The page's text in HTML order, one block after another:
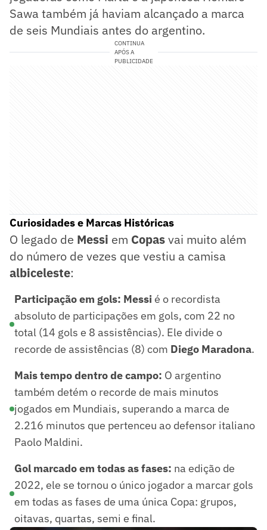
Sawa também já haviam alcançado a marca
de seis Mundiais antes do argentino.
CONTINUA
APÓS A
PUBLICIDADE
Curiosidades e Marcas Históricas
O legado de Messi em Copasvai muito além
do número de vezes que vestiu a camisa
albiceleste:
Participação em gols: Messi é o recordista
absoluto de participações em gols, com 22 no
total (14 gols e 8 assistências). Ele divide o
recorde de assistências (8) com Diego Maradona.
Mais tempo dentro de campo: O argentino
também detém o recorde de mais minutos
jogados em Mundiais, superando a marca de
2.216 minutos que pertenceu ao defensor italiano
Paolo Maldini.
Gol marcado em todas as fases: na edição de
2022, ele se tornou o único jogador a marcar gols
em todas as fases de uma única Copa: grupos,
oitavas, quartas, semi e final.